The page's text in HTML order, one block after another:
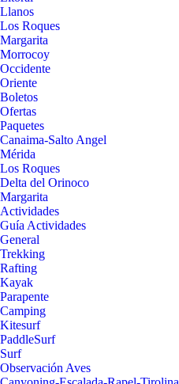
Llanos
Los Roques
Margarita
Morrocoy
Occidente
Oriente
Boletos
Ofertas
Paquetes
Canaima-Salto Angel
Mérida
Los Roques
Delta del Orinoco
Margarita
Actividades
Guía Actividades
General
Trekking
Rafting
Kayak
Parapente
Camping
Kitesurf
PaddleSurf
Surf
Observación Aves